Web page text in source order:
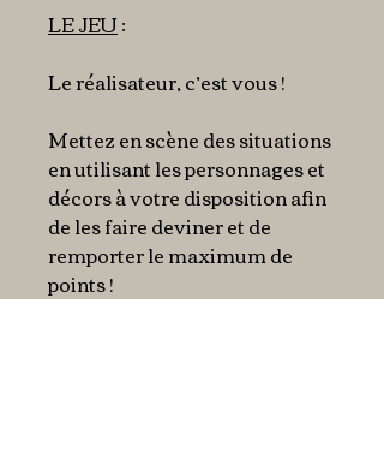
LE JEU:
Le réalisateur, c’est vous !
Mettez en scène des situations
en utilisant les personnages et
décors à votre disposition afin
de les faire deviner et de
remporter le maximum de
points !